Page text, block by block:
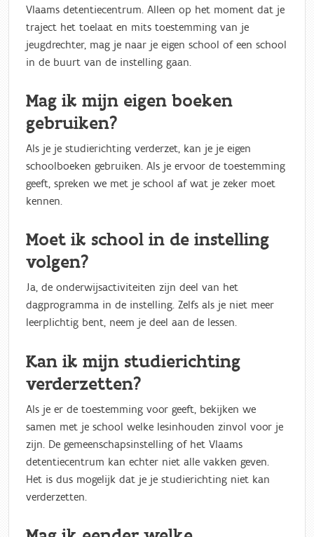
Vlaams detentiecentrum. Alleen op het moment dat je
traject het toelaat en mits toestemming van je
jeugdrechter, mag je naar je eigen school of een school
in de buurt van de instelling gaan.
Mag ik mijn eigen boeken
gebruiken?
Als je je studierichting verderzet, kan je je eigen
schoolboeken gebruiken. Als je ervoor de toestemming
geeft, spreken we met je school af wat je zeker moet
kennen.
Moet ik school in de instelling
volgen?
Ja, de onderwijsactiviteiten zijn deel van het
dagprogramma in de instelling. Zelfs als je niet meer
leerplichtig bent, neem je deel aan de lessen.
Kan ik mijn studierichting
verderzetten?
Als je er de toestemming voor geeft, bekijken we
samen met je school welke lesinhouden zinvol voor je
zijn. De gemeenschapsinstelling of het Vlaams
detentiecentrum kan echter niet alle vakken geven.
Het is dus mogelijk dat je je studierichting niet kan
verderzetten.